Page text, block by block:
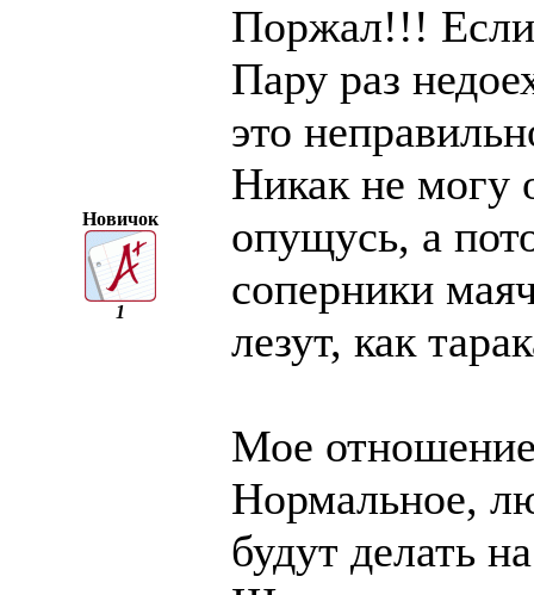
Новичок
1
Поржал!!!
Пару раз
это
Никак не могу
опущусь, а
соперники
лезут, как
Мое отношение
Нормальное,
будут делать